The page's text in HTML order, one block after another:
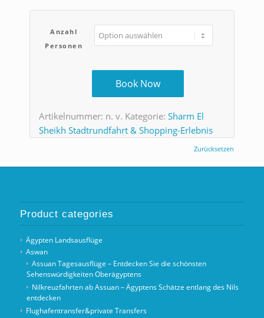
Anzahl
Personen
Zurücksetzen
Book Now
Artikelnummer: n. v. Kategorie: Sharm El
Sheikh Stadtrundfahrt & Shopping-Erlebnis
Product categories
Ägypten Landsausflüge
Aswan
Assuan Tagesausflüge – Entdecken Sie die schönsten
Sehenswürdigkeiten Oberägyptens
Nilkreuzfahrten ab Assuan – Ägyptens Schätze entlang des Nils
entdecken
Flughafentransfer&private Transfers